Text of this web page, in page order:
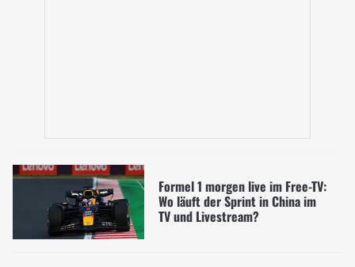
Formel 1 morgen live im Free-TV:
Wo läuft der Sprint in China im
TV und Livestream?